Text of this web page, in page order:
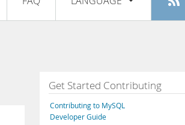
Registe-se
Français
Italiano
Get Started Contributing
Contributing to MySQL
Developer Guide